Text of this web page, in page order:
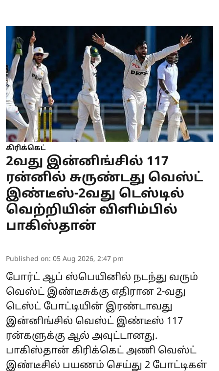
கிரிக்கெட்
2வது இன்னிங்சில் 117
ரன்னில் சுருண்டது வெஸ்ட்
இண்டீஸ்-2வது டெஸ்டில்
வெற்றியின் விளிம்பில்
பாகிஸ்தான்
Published on: 05 Aug 2026, 2:47 pm
போர்ட் ஆப் ஸ்பெயினில் நடந்து வரும்
வெஸ்ட் இண்டீசுக்கு எதிரான 2-வது
டெஸ்ட் போட்டியின் இரண்டாவது
இன்னிங்சில் வெஸ்ட் இண்டீஸ் 117
ரன்களுக்கு ஆல் அவுட்டானது.
பாகிஸ்தான் கிரிக்கெட் அணி வெஸ்ட்
இண்டீசில் பயணம் செய்து 2 போட்டிகள்